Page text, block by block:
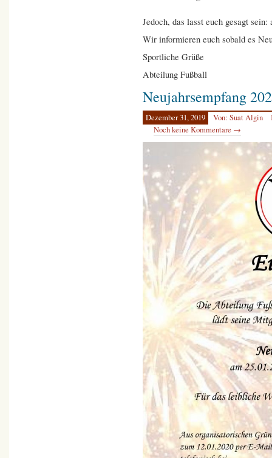
Jedoch, das lasst euch gesagt
Wir informieren euch sobald es
Sportliche Grüße
Abteilung Fußball
Neujahrsempfang
Dezember 31, 2019 Von: Suat Algin
Noch keine Kommentare →